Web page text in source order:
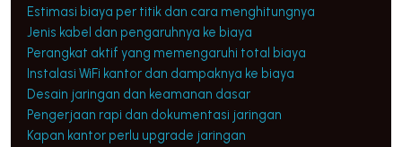
Estimasi biaya per titik dan cara menghitungnya
Jenis kabel dan pengaruhnya ke biaya
Perangkat aktif yang memengaruhi total biaya
Instalasi WiFi kantor dan dampaknya ke biaya
Desain jaringan dan keamanan dasar
Pengerjaan rapi dan dokumentasi jaringan
Kapan kantor perlu upgrade jaringan